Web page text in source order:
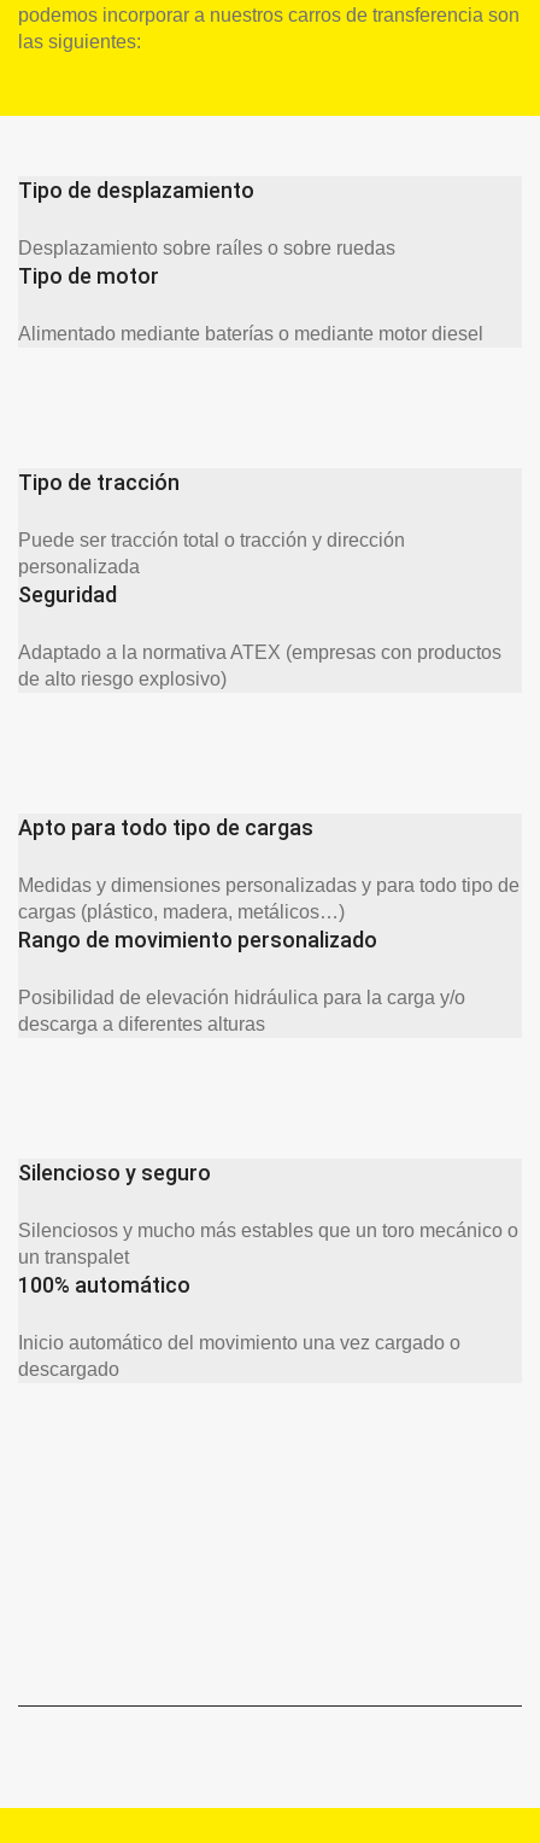
podemos incorporar a nuestros carros de transferencia son
las siguientes:
Tipo de desplazamiento
Desplazamiento sobre raíles o sobre ruedas
Tipo de motor
Alimentado mediante baterías o mediante motor diesel
Tipo de tracción
Puede ser tracción total o tracción y dirección
personalizada
Seguridad
Adaptado a la normativa ATEX (empresas con productos
de alto riesgo explosivo)
Apto para todo tipo de cargas
Medidas y dimensiones personalizadas y para todo tipo de
cargas (plástico, madera, metálicos…)
Rango de movimiento personalizado
Posibilidad de elevación hidráulica para la carga y/o
descarga a diferentes alturas
Silencioso y seguro
Silenciosos y mucho más estables que un toro mecánico o
un transpalet
100% automático
Inicio automático del movimiento una vez cargado o
descargado